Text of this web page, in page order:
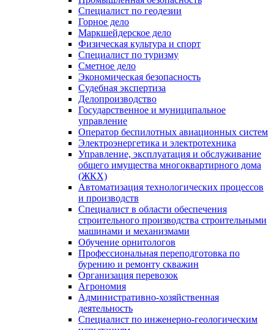
Специалист по геодезии
Горное дело
Маркшейдерское дело
Физическая культура и спорт
Специалист по туризму
Сметное дело
Экономическая безопасность
Судебная экспертиза
Делопроизводство
Государственное и муниципальное
управление
Оператор беспилотных авиационных систем
Электроэнергетика и электротехника
Управление, эксплуатация и обслуживание
общего имущества многоквартирного дома
(ЖКХ)
Автоматизация технологических процессов
и производств
Специалист в области обеспечения
строительного производства строительными
машинами и механизмами
Обучение орнитологов
Профессиональная переподготовка по
бурению и ремонту скважин
Организация перевозок
Агрономия
Административно-хозяйственная
деятельность
Специалист по инженерно-геологическим